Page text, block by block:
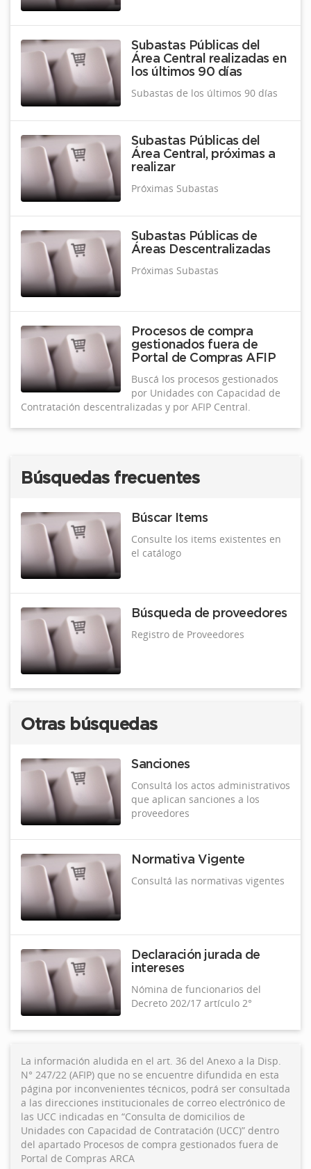
Subastas Públicas del
Área Central realizadas en
los últimos 90 días
Subastas de los últimos 90 días
Subastas Públicas del
Área Central, próximas a
realizar
Próximas Subastas
Subastas Públicas de
Áreas Descentralizadas
Próximas Subastas
Procesos de compra
gestionados fuera de
Portal de Compras AFIP
Buscá los procesos gestionados
por Unidades con Capacidad de
Contratación descentralizadas y por AFIP Central.
Búsquedas frecuentes
Búscar Items
Consulte los items existentes en
el catálogo
Búsqueda de proveedores
Registro de Proveedores
Otras búsquedas
Sanciones
Consultá los actos administrativos
que aplican sanciones a los
proveedores
Normativa Vigente
Consultá las normativas vigentes
Declaración jurada de
intereses
Nómina de funcionarios del
Decreto 202/17 artículo 2°
La información aludida en el art. 36 del Anexo a la Disp.
N° 247/22 (AFIP) que no se encuentre difundida en esta
página por inconvenientes técnicos, podrá ser consultada
a las direcciones institucionales de correo electrónico de
las UCC indicadas en “Consulta de domicilios de
Unidades con Capacidad de Contratación (UCC)” dentro
del apartado Procesos de compra gestionados fuera de
Portal de Compras ARCA